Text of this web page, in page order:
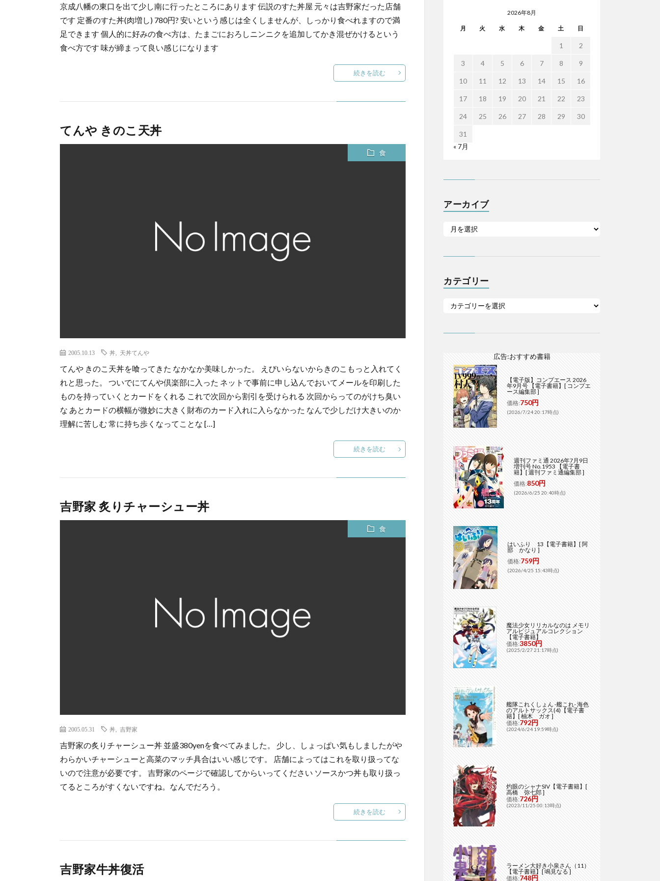
京成八幡の東口を出て少し南に行ったところにあります 伝説のすた丼屋 元々は吉野家だった店舗
です 定番のすた丼(肉増し) 780円? 安いという感じは全くしませんが、しっかり食べれますので満
足できます 個人的に好みの食べ方は、たまごにおろしニンニクを追加してかき混ぜかけるという
食べ方です 味が締まって良い感じになります
続きを読む
てんや きのこ天丼
食
2005.10.13 丼 天丼てんや
てんや きのこ天丼を喰ってきた なかなか美味しかった。 えびいらないからきのこもっと入れてく
れと思った。 ついでにてんや倶楽部に入った ネットで事前に申し込んでおいてメールを印刷した
ものを持っていくとカードをくれる これで次回から割引を受けられる 次回からってのがけち臭い
な あとカードの横幅が微妙に大きく財布のカード入れに入らなかった なんで少しだけ大きいのか
理解に苦しむ 常に持ち歩くなってことな […]
続きを読む
吉野家 炙りチャーシュー丼
食
2005.05.31 丼 吉野家
吉野家の炙りチャーシュー丼 並盛380yenを食べてみました。 少し、しょっぱい気もしましたがや
わらかいチャーシューと高菜のマッチ具合はいい感じです。 店舗によってはこれを取り扱ってな
いので注意が必要です。 吉野家のページで確認してからいってください ソースかつ丼も取り扱っ
てるところがすくないですね。なんでだろう。
続きを読む
吉野家牛丼復活
2026年8月
月 火 水 木 金 土 日
1 2
3 4 5 6 7 8 9
10 11 12 13 14 15 16
17 18 19 20 21 22 23
24 25 26 27 28 29 30
31
« 7月
アーカイブ
カテゴリー
広告:おすすめ書籍
【電子版】コンプエース 2026
年9月号 【電子書籍】[ コンプエ
ース編集部 ]
価格:750円
(2026/7/24 20:17時点)
週刊ファミ通 2026年7月9日
増刊号 No.1953 【電子書
籍】[ 週刊ファミ通編集部 ]
価格:850円
(2026/6/25 20:40時点)
はいふり 13【電子書籍】[ 阿
部 かなり ]
価格:759円
(2026/4/25 15:43時点)
魔法少女リリカルなのは メモリ
アルビジュアルコレクション
【電子書籍】
価格:3850円
(2025/2/27 21:17時点)
艦隊これくしょん -艦これ- 海色
のアルトサックス(4)【電子書
籍】[ 柚木 ガオ ]
価格:792円
(2024/6/24 19:59時点)
灼眼のシャナSIV【電子書籍】[
高橋 弥七郎 ]
価格:726円
(2023/11/25 00:13時点)
ラーメン大好き小泉さん（11）
【電子書籍】[ 鳴見なる ]
価格:748円